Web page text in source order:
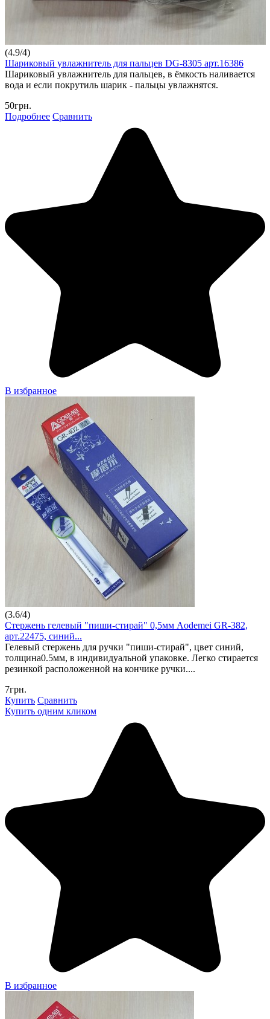
(4.9/4)
Шариковый увлажнитель для пальцев DG-8305 арт.16386
Шариковый увлажнитель для пальцев, в ёмкость наливается
вода и если покрутиль шарик - пальцы увлажнятся.
50грн.
Подробнее Сравнить
В избранное
(3.6/4)
Стержень гелевый "пиши-стирай" 0,5мм Aodemei GR-382,
арт.22475, синий...
Гелевый стержень для ручки "пиши-стирай", цвет синий,
толщина0.5мм, в индивидуальной упаковке. Легко стирается
резинкой расположенной на кончике ручки....
7грн.
Купить Сравнить
Купить одним кликом
В избранное